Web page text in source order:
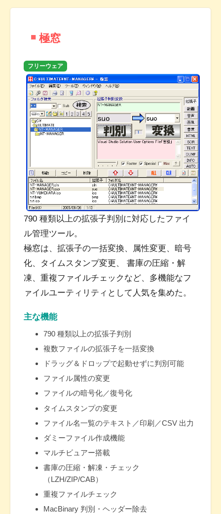
極窓
フリーウェア
790 種類以上の拡張子判別に対応したファイ
ル管理ツール。
極窓は、拡張子の一括変換、属性変更、暗号
化、タイムスタンプ変更、 書庫の圧縮・解
凍、重複ファイルチェックなど、多機能なフ
ァイルユーティリティとして人気を集めた。
主な機能
790 種類以上の拡張子判別
複数ファイルの拡張子を一括変換
ドラッグ＆ドロップで起動せずに判別可能
ファイル属性の変更
ファイルの暗号化／復号化
タイムスタンプの変更
ファイル名一覧のテキスト／印刷／CSV 出力
ダミーファイル作成機能
マルチビュアー搭載
書庫の圧縮・解凍・チェック
（LZH/ZIP/CAB）
重複ファイルチェック
MacBinary 判別・ヘッダー除去